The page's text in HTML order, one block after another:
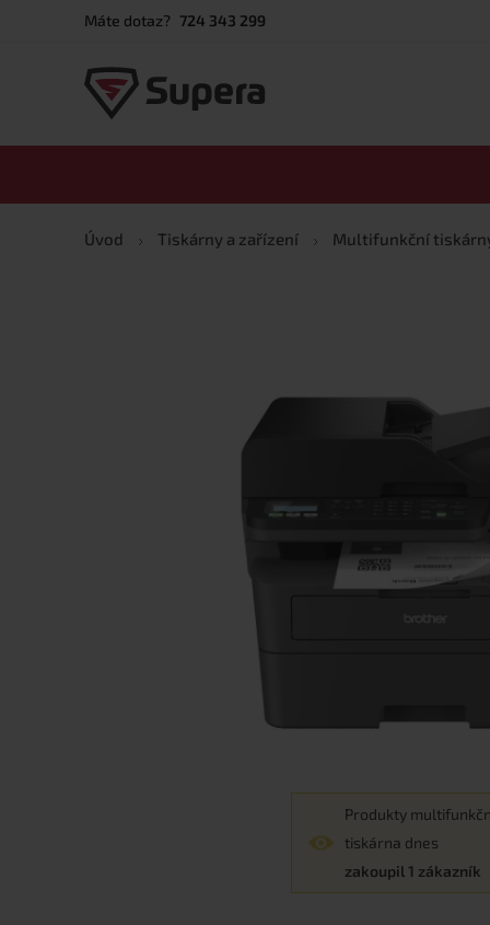
Máte dotaz? 724 343 299
Úvod Tiskárny a zařízení Multifunkční
Produkty
tiskárna dnes
zakoupil 1 zákazník